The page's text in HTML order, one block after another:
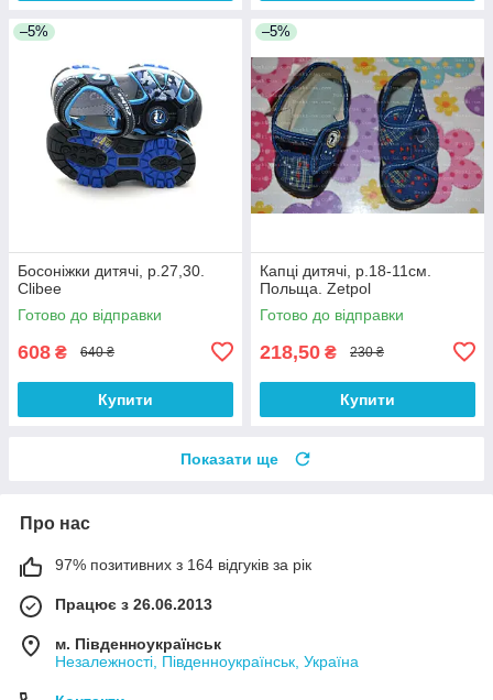
–5%
Босоніжки дитячі, р.27,30.
Clibee
Готово до відправки
608 ₴ 640 ₴
Купити
–5%
Капці дитячі, р.18-11см.
Польща. Zetpol
Готово до відправки
218,50 ₴ 230 ₴
Купити
Показати ще
Про нас
97% позитивних з 164 відгуків за рік
Працює з 26.06.2013
м. Південноукраїнськ
Незалежності, Південноукраїнськ, Україна